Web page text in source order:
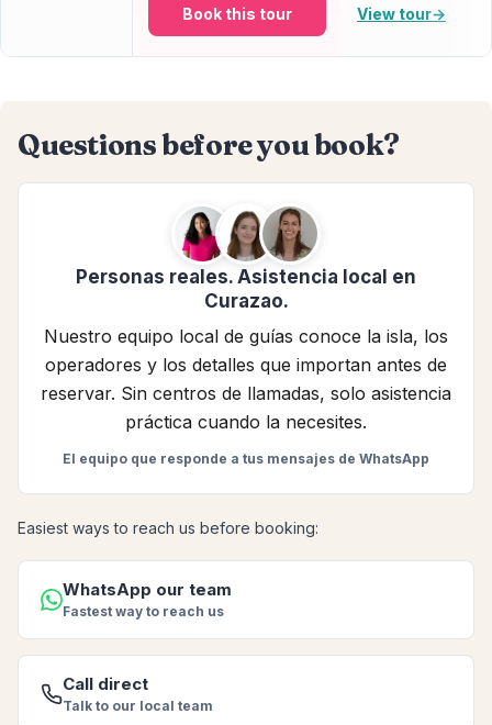
Book this tour View tour→
Questions before you book?
Personas reales. Asistencia local en
Curazao.
Nuestro equipo local de guías conoce la isla, los
operadores y los detalles que importan antes de
reservar. Sin centros de llamadas, solo asistencia
práctica cuando la necesites.
El equipo que responde a tus mensajes de WhatsApp
Easiest ways to reach us before booking:
WhatsApp our team
Fastest way to reach us
Call direct
Talk to our local team